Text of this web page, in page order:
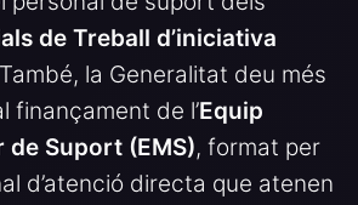
de Treball d’iniciativa
la Generalitat deu més
finançament de l’Equip
Suport (EMS), format per
d’atenció directa que atenen